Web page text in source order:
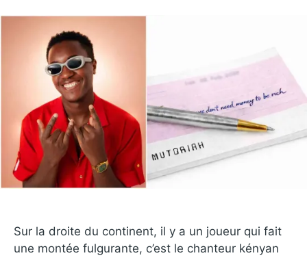
Sur la droite du continent, il y a un joueur qui fait
une montée fulgurante, c’est le chanteur kényan